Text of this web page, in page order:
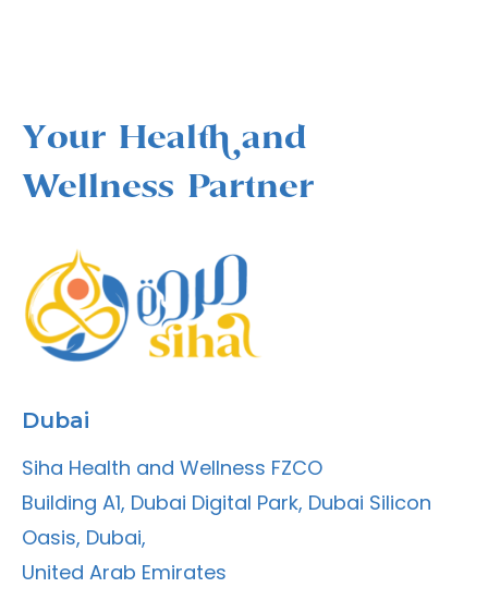
Your Health and
Wellness Partner
Dubai
Siha Health and Wellness FZCO
Building A1, Dubai Digital Park, Dubai Silicon
Oasis, Dubai,
United Arab Emirates